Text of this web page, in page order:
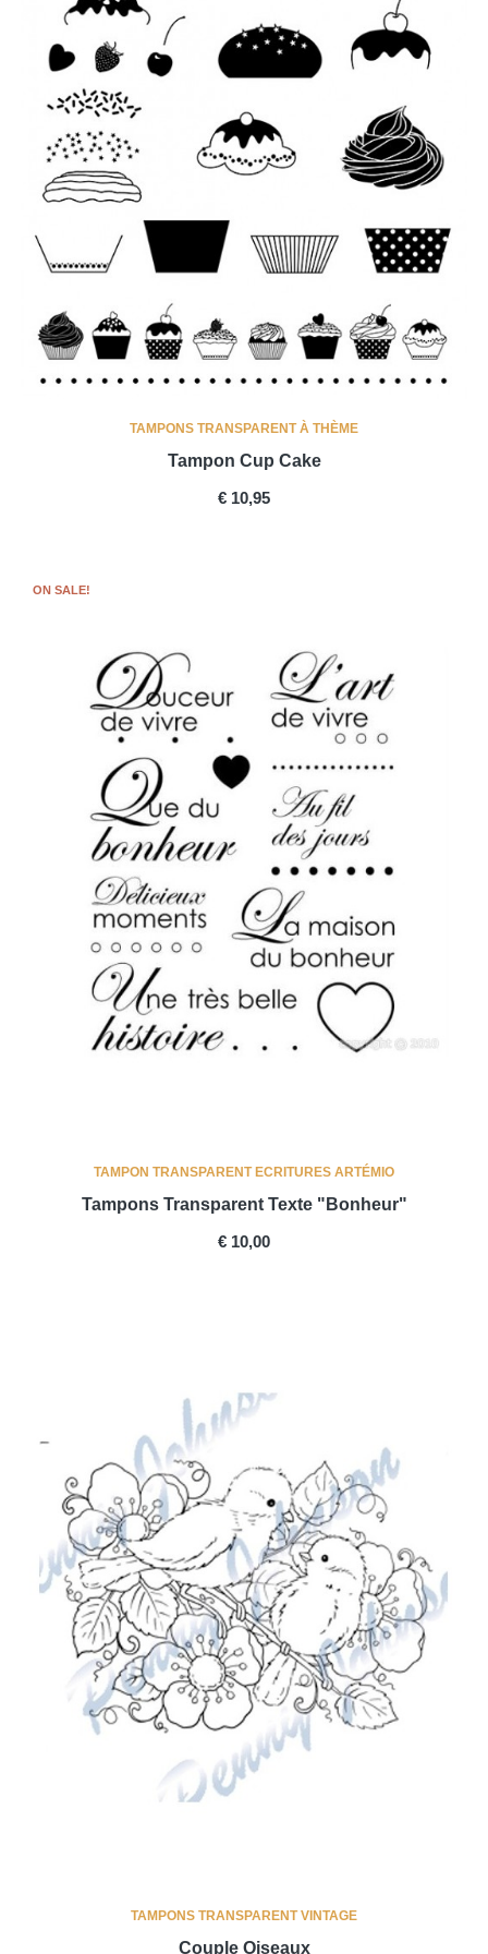
TAMPONS TRANSPARENT À THÈME
Tampon Cup Cake
PRICE
€ 10,95
ON SALE!
TAMPON TRANSPARENT ECRITURES ARTÉMIO
Tampons Transparent Texte "bonheur"
PRICE
€ 10,00
TAMPONS TRANSPARENT VINTAGE
Couple Oiseaux